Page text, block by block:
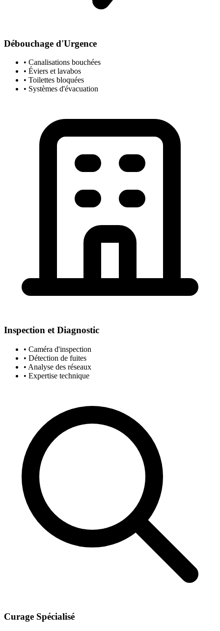
Débouchage d'Urgence
• Canalisations bouchées
• Éviers et lavabos
• Toilettes bloquées
• Systèmes d'évacuation
Inspection et Diagnostic
• Caméra d'inspection
• Détection de fuites
• Analyse des réseaux
• Expertise technique
Curage Spécialisé